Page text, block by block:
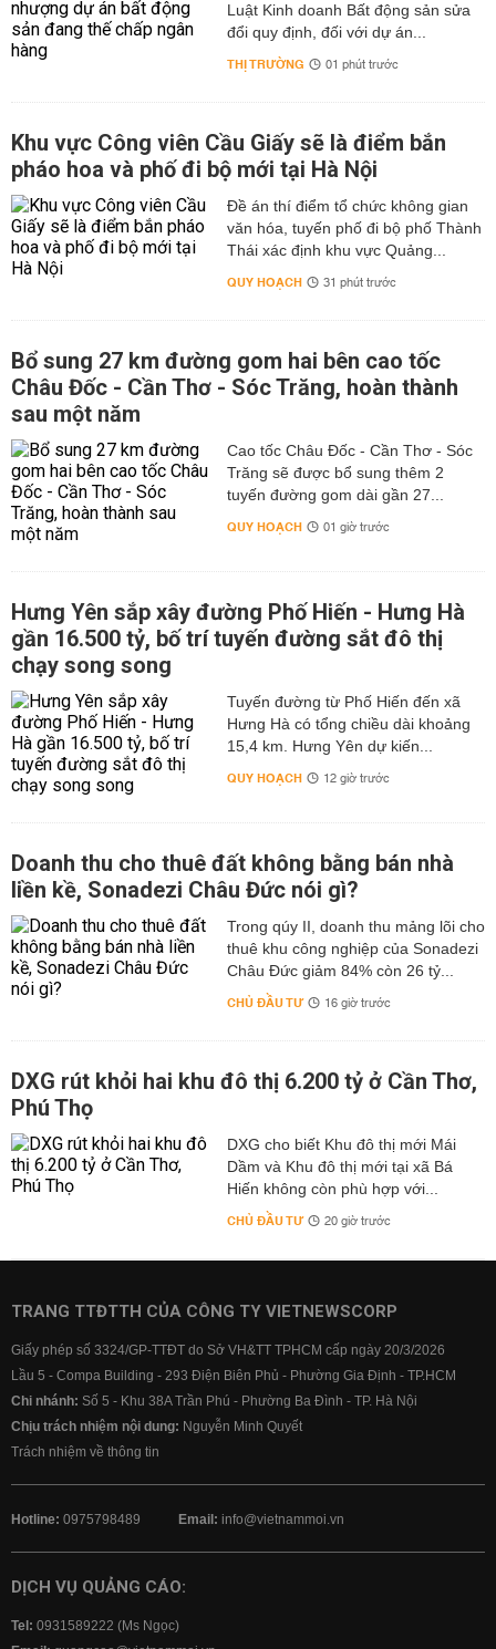
Luật Kinh doanh Bất động sản sửa
đổi quy định, đối với dự án...
THỊ TRƯỜNG 01 phút trước
Khu vực Công viên Cầu Giấy sẽ là điểm bắn
pháo hoa và phố đi bộ mới tại Hà Nội
Đề án thí điểm tổ chức không gian
văn hóa, tuyến phố đi bộ phố Thành
Thái xác định khu vực Quảng...
QUY HOẠCH 31 phút trước
Bổ sung 27 km đường gom hai bên cao tốc
Châu Đốc - Cần Thơ - Sóc Trăng, hoàn thành
sau một năm
Cao tốc Châu Đốc - Cần Thơ - Sóc
Trăng sẽ được bổ sung thêm 2
tuyến đường gom dài gần 27...
QUY HOẠCH 01 giờ trước
Hưng Yên sắp xây đường Phố Hiến - Hưng Hà
gần 16.500 tỷ, bố trí tuyến đường sắt đô thị
chạy song song
Tuyến đường từ Phố Hiến đến xã
Hưng Hà có tổng chiều dài khoảng
15,4 km. Hưng Yên dự kiến...
QUY HOẠCH 12 giờ trước
Doanh thu cho thuê đất không bằng bán nhà
liền kề, Sonadezi Châu Đức nói gì?
Trong qúy II, doanh thu mảng lõi cho
thuê khu công nghiệp của Sonadezi
Châu Đức giảm 84% còn 26 tỷ...
CHỦ ĐẦU TƯ 16 giờ trước
DXG rút khỏi hai khu đô thị 6.200 tỷ ở Cần Thơ,
Phú Thọ
DXG cho biết Khu đô thị mới Mái
Dầm và Khu đô thị mới tại xã Bá
Hiến không còn phù hợp với...
CHỦ ĐẦU TƯ 20 giờ trước
TRANG TTĐTTH CỦA CÔNG TY VIETNEWSCORP
Giấy phép số 3324/GP-TTĐT do Sở VH&TT TPHCM cấp ngày 20/3/2026
Lầu 5 - Compa Building - 293 Điện Biên Phủ - Phường Gia Định - TP.HCM
Chi nhánh: Số 5 - Khu 38A Trần Phú - Phường Ba Đình - TP. Hà Nội
Chịu trách nhiệm nội dung: Nguyễn Minh Quyết
Trách nhiệm về thông tin
Hotline: 0975798489 Email: info@vietnammoi.vn
DỊCH VỤ QUẢNG CÁO:
Tel: 0931589222 (Ms Ngọc)